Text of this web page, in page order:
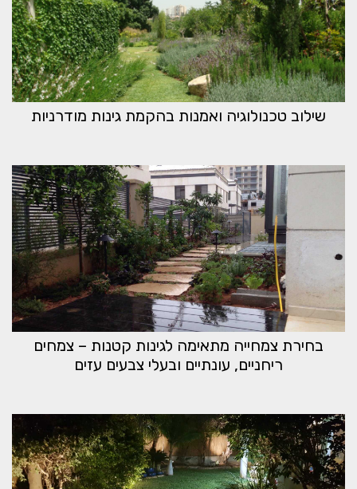
שילוב טכנולוגיה ואמנות בהקמת גינות מודרניות
בחירת צמחייה מתאימה לגינות קטנות – צמחים
ריחניים, עונתיים ובעלי צבעים עזים